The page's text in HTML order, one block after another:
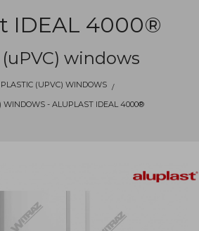
IDEAL 4000®
windows
PLASTIC (UPVC) WINDOWS
WINDOWS - ALUPLAST IDEAL 4000®